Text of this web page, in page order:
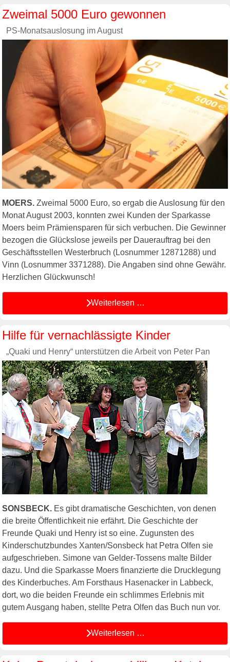
Zweimal 5000 Euro gewonnen
PS-Monatsauslosung im August
MOERS. Zweimal 5000 Euro, so ergab die Auslosung für den
Monat August 2003, konnten zwei Kunden der Sparkasse
Moers beim Prämiensparen für sich verbuchen. Die Gewinner
bezogen die Glückslose jeweils per Dauerauftrag bei den
Geschäftsstellen Westerbruch (Losnummer 12871288) und
Vinn (Losnummer 3371288). Die Angaben sind ohne Gewähr.
Herzlichen Glückwunsch!
Weiterlesen …
Hilfe für vernachlässigte Kinder
„Quaki und Henry“ unterstützen die Arbeit von Peter Pan
SONSBECK. Es gibt dramatische Geschichten, von denen
die breite Öffentlichkeit nie erfährt. Die Geschichte der
Freunde Quaki und Henry ist so eine. Zugunsten des
Kinderschutzbundes Xanten/Sonsbeck hat Petra Olfen sie
aufgeschrieben. Simone van Gelder-Tossens malte Bilder
dazu. Und die Sparkasse Moers finanzierte die Drucklegung
des Kinderbuches. Am Forsthaus Hasenacker in Labbeck,
dort, wo die beiden Freunde ein schlimmes Erlebnis mit
gutem Ausgang haben, stellte Petra Olfen das Buch nun vor.
Weiterlesen …